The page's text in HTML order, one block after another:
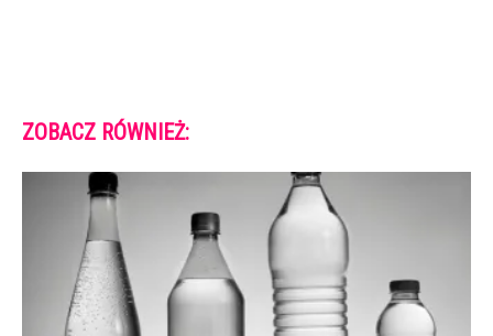
ZOBACZ RÓWNIEŻ: